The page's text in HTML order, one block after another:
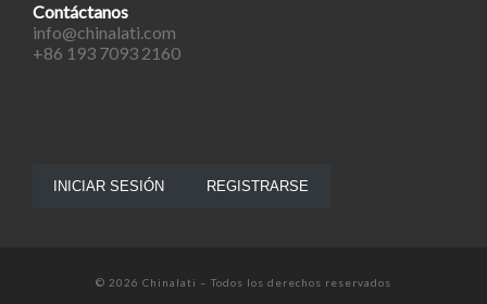
Contáctanos
info@chinalati.com
+86 193 7093 2160
INICIAR SESIÓN REGISTRARSE
© 2026 Chinalati – Todos los derechos reservados